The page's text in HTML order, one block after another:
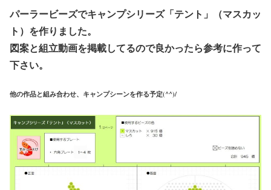
パーラービーズでキャンプシリーズ「テント」（マスカッ
ト）を作りました。
図案と組立動画を掲載してるので良かったら参考に作って
下さい。
他の作品と組み合わせ、キャンプシーンを作る予定(^^)/